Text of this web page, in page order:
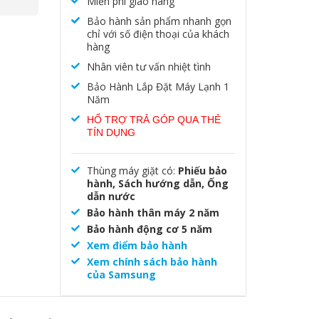
Bảo hành sản phẩm nhanh gọn
chỉ với số điện thoại của khách
hàng
Nhân viên tư vấn nhiệt tình
Bảo Hành Lắp Đặt Máy Lạnh 1
Năm
HỔ TRỢ TRẢ GÓP QUA THẺ
TÍN DỤNG
Thùng máy giặt có: Phiếu bảo
hành, Sách hướng dẫn, Ống
dẫn nước
Bảo hành thân máy 2 năm
Bảo hành động cơ 5 năm
Xem điểm bảo hành
Xem chính sách bảo hành
của Samsung